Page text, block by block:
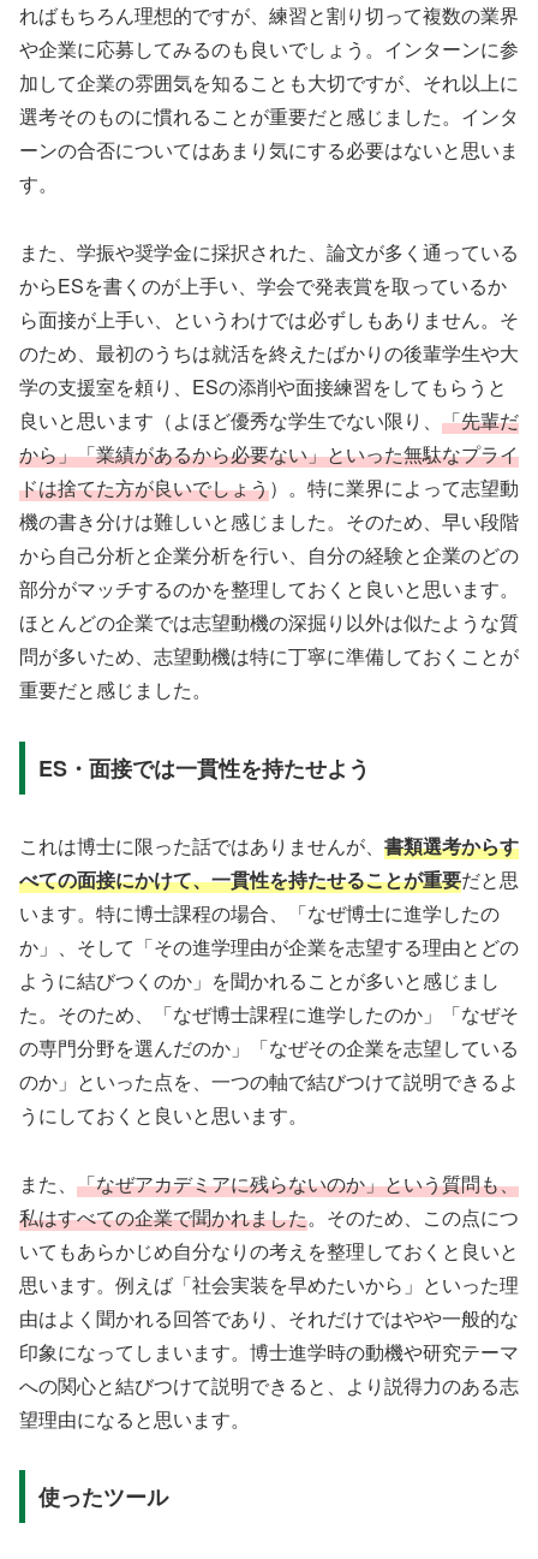
ればもちろん理想的ですが、練習と割り切って複数の業界
や企業に応募してみるのも良いでしょう。インターンに参
加して企業の雰囲気を知ることも大切ですが、それ以上に
選考そのものに慣れることが重要だと感じました。インタ
ーンの合否についてはあまり気にする必要はないと思いま
す。
また、学振や奨学金に採択された、論文が多く通っている
からESを書くのが上手い、学会で発表賞を取っているか
ら面接が上手い、というわけでは必ずしもありません。そ
のため、最初のうちは就活を終えたばかりの後輩学生や大
学の支援室を頼り、ESの添削や面接練習をしてもらうと
良いと思います（よほど優秀な学生でない限り、 「先輩だ
から」「業績があるから必要ない」といった無駄なプライ
ドは捨てた方が良いでしょう）。特に業界によって志望動
機の書き分けは難しいと感じました。そのため、早い段階
から自己分析と企業分析を行い、自分の経験と企業のどの
部分がマッチするのかを整理しておくと良いと思います。
ほとんどの企業では志望動機の深掘り以外は似たような質
問が多いため、志望動機は特に丁寧に準備しておくことが
重要だと感じました。
ES・面接では一貫性を持たせよう
これは博士に限った話ではありませんが、 書類選考からす
べての面接にかけて、一貫性を持たせることが重要だと思
います。特に博士課程の場合、「なぜ博士に進学したの
か」、そして「その進学理由が企業を志望する理由とどの
ように結びつくのか」を聞かれることが多いと感じまし
た。そのため、「なぜ博士課程に進学したのか」「なぜそ
の専門分野を選んだのか」「なぜその企業を志望している
のか」といった点を、一つの軸で結びつけて説明できるよ
うにしておくと良いと思います。
また、 「なぜアカデミアに残らないのか」という質問も、
私はすべての企業で聞かれました。そのため、この点につ
いてもあらかじめ自分なりの考えを整理しておくと良いと
思います。例えば「社会実装を早めたいから」といった理
由はよく聞かれる回答であり、それだけではやや一般的な
印象になってしまいます。博士進学時の動機や研究テーマ
への関心と結びつけて説明できると、より説得力のある志
望理由になると思います。
使ったツール